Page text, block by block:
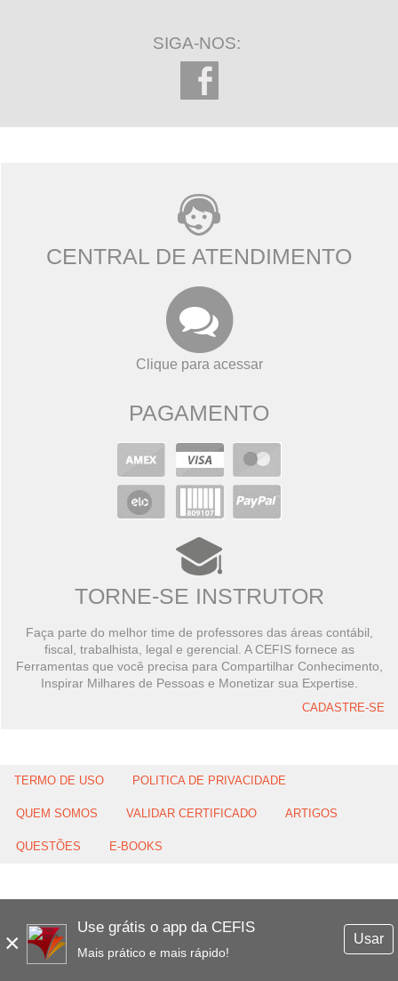
×
Use grátis o app da CEFIS
Mais prático e mais rápido!
Usar
SIGA-NOS:
CENTRAL DE ATENDIMENTO
Clique para acessar
PAGAMENTO
TORNE-SE INSTRUTOR
Faça parte do melhor time de professores das áreas contábil,
fiscal, trabalhista, legal e gerencial. A CEFIS fornece as
Ferramentas que você precisa para Compartilhar Conhecimento,
Inspirar Milhares de Pessoas e Monetizar sua Expertise.
CADASTRE-SE
TERMO DE USO POLITICA DE PRIVACIDADE
QUEM SOMOS VALIDAR CERTIFICADO ARTIGOS
QUESTÕES E-BOOKS